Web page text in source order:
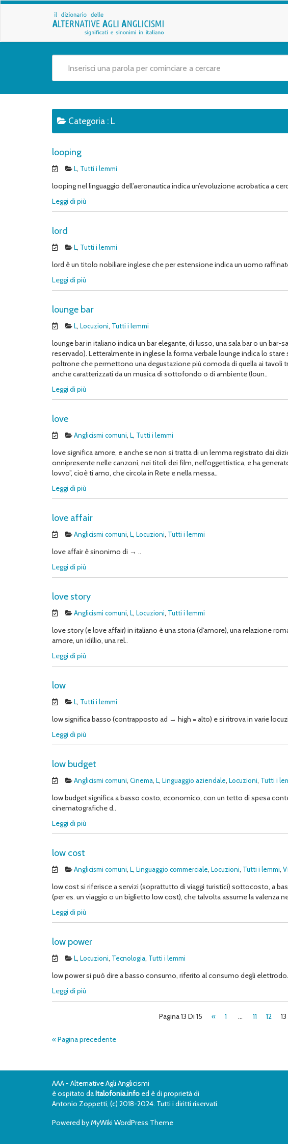
Categoria : L
looping
L, Tutti i lemmi
looping nel linguaggio dell’aeronautica indica un’evoluzione acrobatica a
Leggi di più
lord
L, Tutti i lemmi
lord è un titolo nobiliare inglese che per estensione indica un uomo
Leggi di più
lounge bar
L, Locuzioni, Tutti i lemmi
lounge bar in italiano indica un bar elegante, di lusso, una sala bar o un
reservado). Letteralmente in inglese la forma verbale lounge indica lo
poltrone che permettono una degustazione più comoda di quella ai tavoli
anche caratterizzati da un musica di sottofondo o di ambiente (loun..
Leggi di più
love
Anglicismi comuni, L, Tutti i lemmi
love significa amore, e anche se non si tratta di un lemma registrato dai
onnipresente nelle canzoni, nei titoli dei film, nell’oggettistica, e ha
lovvo”, cioè ti amo, che circola in Rete e nella messa..
Leggi di più
love affair
Anglicismi comuni, L, Locuzioni, Tutti i lemmi
love affair è sinonimo di → ..
Leggi di più
love story
Anglicismi comuni, L, Locuzioni, Tutti i lemmi
love story (e love affair) in italiano è una storia (d’amore), una relazione
amore, un idillio, una rel..
Leggi di più
low
L, Tutti i lemmi
low significa basso (contrapposto ad → high = alto) e si ritrova in varie
Leggi di più
low budget
Anglicismi comuni, Cinema, L, Linguaggio aziendale, Locuzioni, Tutti i
low budget significa a basso costo, economico, con un tetto di spesa
cinematografiche d..
Leggi di più
low cost
Anglicismi comuni, L, Linguaggio commerciale, Locuzioni, Tutti i lemmi,
low cost si riferisce a servizi (soprattutto di viaggi turistici) sottocosto, a
(per es. un viaggio o un biglietto low cost), che talvolta assume la valenza
Leggi di più
low power
L, Locuzioni, Tecnologia, Tutti i lemmi
low power si può dire a basso consumo, riferito al consumo degli
Leggi di più
Pagina 13 Di 15 « 1 … 11 12 13
« Pagina precedente
AAA - Alternative Agli Anglicismi
è ospitato daItalofonia.info ed è di proprietà di
Antonio Zoppetti, (c) 2018-2024. Tutti i diritti riservati.
Powered byMyWiki WordPress Theme